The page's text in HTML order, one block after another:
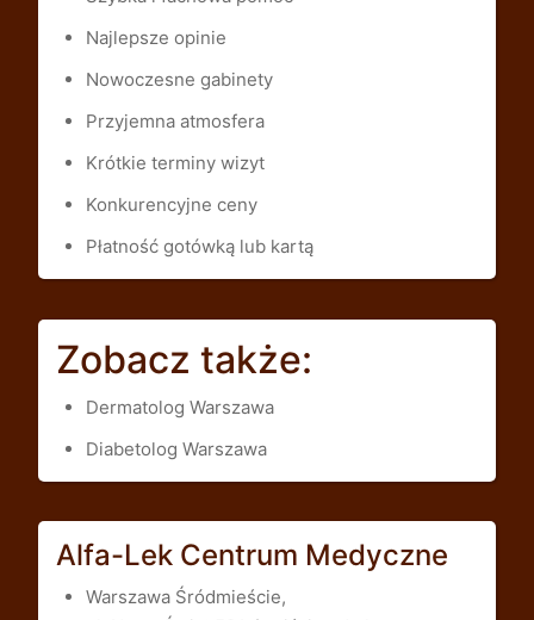
Najlepsze opinie
Nowoczesne gabinety
Przyjemna atmosfera
Krótkie terminy wizyt
Konkurencyjne ceny
Płatność gotówką lub kartą
Zobacz także:
Dermatolog Warszawa
Diabetolog Warszawa
Alfa-Lek Centrum Medyczne
Warszawa Śródmieście,